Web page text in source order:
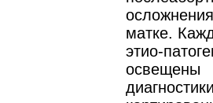
матке.
этио-